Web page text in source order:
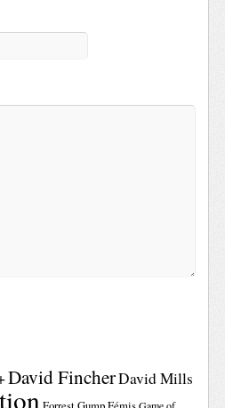
David FincherDavid Mills